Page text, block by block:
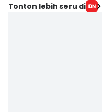
Tonton lebih seru di